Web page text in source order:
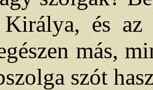
és az
más,
szót